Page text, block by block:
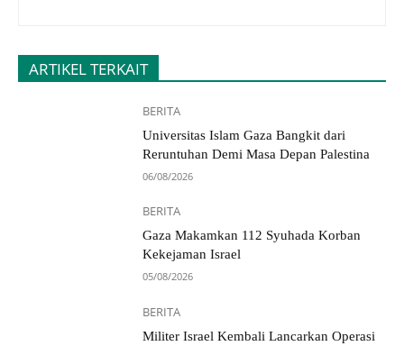
ARTIKEL TERKAIT
BERITA
Universitas Islam Gaza Bangkit dari
Reruntuhan Demi Masa Depan Palestina
06/08/2026
BERITA
Gaza Makamkan 112 Syuhada Korban
Kekejaman Israel
05/08/2026
BERITA
Militer Israel Kembali Lancarkan Operasi